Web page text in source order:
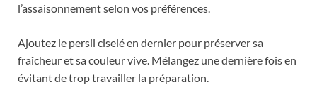
l’assaisonnement selon vos préférences.
Ajoutez le persil ciselé en dernier pour préserver sa
fraîcheur et sa couleur vive. Mélangez une dernière fois en
évitant de trop travailler la préparation.